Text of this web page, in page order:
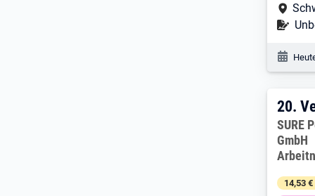
20.
20.
SURE
GmbH
14,53